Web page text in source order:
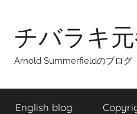
contentチバラキ
Arnold Summerfieldのブログ
English blog